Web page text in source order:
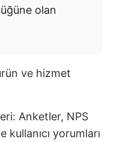
olan
ve hizmet
Anketler, NPS
kullanıcı yorumları